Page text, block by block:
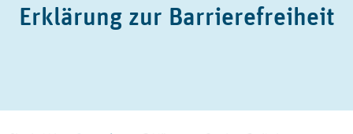
Erklärung zur Barrierefreiheit